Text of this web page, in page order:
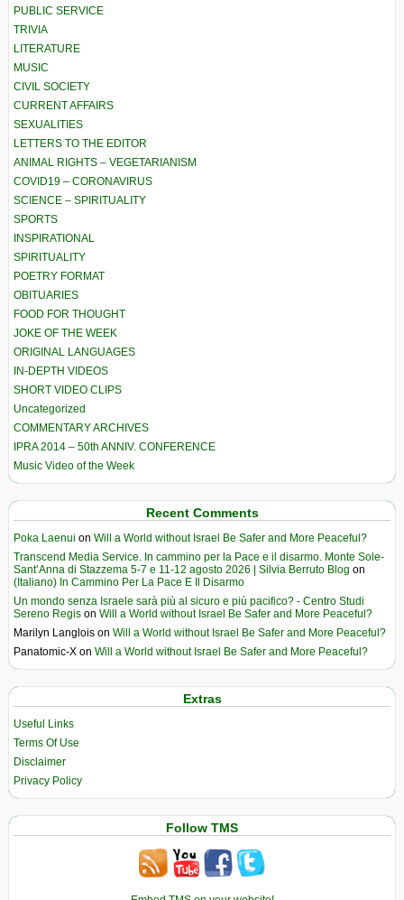
PUBLIC SERVICE
TRIVIA
LITERATURE
MUSIC
CIVIL SOCIETY
CURRENT AFFAIRS
SEXUALITIES
LETTERS TO THE EDITOR
ANIMAL RIGHTS – VEGETARIANISM
COVID19 – CORONAVIRUS
SCIENCE – SPIRITUALITY
SPORTS
INSPIRATIONAL
SPIRITUALITY
POETRY FORMAT
OBITUARIES
FOOD FOR THOUGHT
JOKE OF THE WEEK
ORIGINAL LANGUAGES
IN-DEPTH VIDEOS
SHORT VIDEO CLIPS
Uncategorized
COMMENTARY ARCHIVES
IPRA 2014 – 50th ANNIV. CONFERENCE
Music Video of the Week
Recent Comments
Poka Laenui on Will a World without Israel Be Safer and More Peaceful?
Transcend Media Service. In cammino per la Pace e il disarmo. Monte Sole-
Sant’Anna di Stazzema 5-7 e 11-12 agosto 2026 | Silvia Berruto Blog on
(Italiano) In Cammino Per La Pace E Il Disarmo
Un mondo senza Israele sarà più al sicuro e più pacifico? - Centro Studi
Sereno Regis on Will a World without Israel Be Safer and More Peaceful?
Marilyn Langlois on Will a World without Israel Be Safer and More Peaceful?
Panatomic-X on Will a World without Israel Be Safer and More Peaceful?
Extras
Useful Links
Terms Of Use
Disclaimer
Privacy Policy
Follow TMS